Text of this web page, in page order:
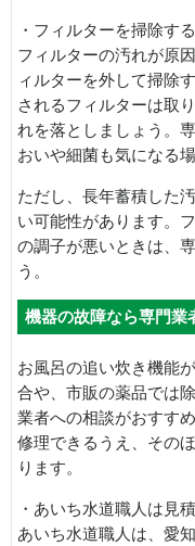
・フィルターを掃除する
フィルターの汚れが原
ィルターを外して掃除
されるフィルターは取
れを落としましょう。
おいや細菌も気になる
ただし、長年蓄積した
い可能性があります。
の調子が悪いときは、
う。
機器の故障なら専門業
お風呂の追い炊き機能
合や、市販の薬品では
業者への相談がおすす
修理できるうえ、その
ります。
・あいち水道職人は見
あいち水道職人は、愛